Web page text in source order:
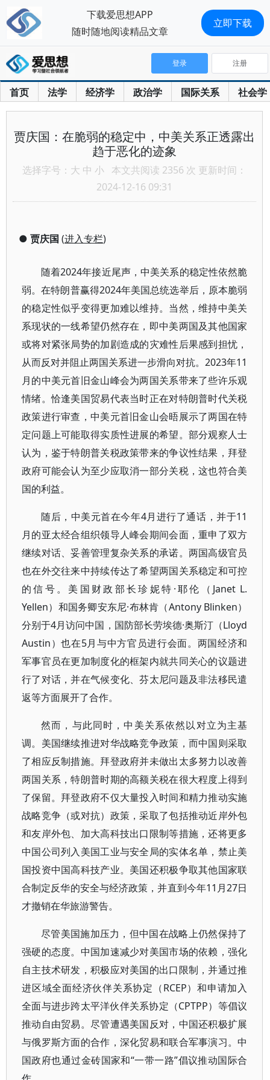
首页 法学 经济学 政治学 国际关系 社会学
登录 注册
贾庆国：在脆弱的稳定中，中美关系正透露出
趋于恶化的迹象
选择字号： 大 中 小 本文共阅读 2356 次 更新时间：
2024-12-16 09:31
● 贾庆国 (进入专栏)
随着2024年接近尾声，中美关系的稳定性依然脆
弱。在特朗普赢得2024年美国总统选举后，原本脆弱
的稳定性似乎变得更加难以维持。当然，维持中美关
系现状的一线希望仍然存在，即中美两国及其他国家
或将对紧张局势的加剧造成的灾难性后果感到担忧，
从而反对并阻止两国关系进一步滑向对抗。2023年11
月的中美元首旧金山峰会为两国关系带来了些许乐观
情绪。恰逢美国贸易代表当时正在对特朗普时代关税
政策进行审查，中美元首旧金山会晤展示了两国在特
定问题上可能取得实质性进展的希望。部分观察人士
认为，鉴于特朗普关税政策带来的争议性结果，拜登
政府可能会认为至少应取消一部分关税，这也符合美
国的利益。
随后，中美元首在今年4月进行了通话，并于11
月的亚太经合组织领导人峰会期间会面，重申了双方
继续对话、妥善管理复杂关系的承诺。两国高级官员
也在外交往来中持续传达了希望两国关系稳定和可控
的信号。美国财政部长珍妮特·耶伦（Janet L.
Yellen）和国务卿安东尼·布林肯（Antony Blinken）
分别于4月访问中国，国防部长劳埃德·奥斯汀（Lloyd
Austin）也在5月与中方官员进行会面。两国经济和
军事官员在更加制度化的框架内就共同关心的议题进
行了对话，并在气候变化、芬太尼问题及非法移民遣
返等方面展开了合作。
然而，与此同时，中美关系依然以对立为主基
调。美国继续推进对华战略竞争政策，而中国则采取
了相应反制措施。拜登政府并未做出太多努力以改善
两国关系，特朗普时期的高额关税在很大程度上得到
了保留。拜登政府不仅大量投入时间和精力推动实施
战略竞争（或对抗）政策，采取了包括推动近岸外包
和友岸外包、加大高科技出口限制等措施，还将更多
中国公司列入美国工业与安全局的实体名单，禁止美
国投资中国高科技产业。美国还积极争取其他国家联
合制定反华的安全与经济政策，并直到今年11月27日
才撤销在华旅游警告。
尽管美国施加压力，但中国在战略上仍然保持了
强硬的态度。中国加速减少对美国市场的依赖，强化
自主技术研发，积极应对美国的出口限制，并通过推
进区域全面经济伙伴关系协定（RCEP）和申请加入
全面与进步跨太平洋伙伴关系协定（CPTPP）等倡议
推动自由贸易。尽管遭遇美国反对，中国还积极扩展
与俄罗斯方面的合作，深化贸易和联合军事演习。中
国政府也通过金砖国家和“一带一路”倡议推动国际合
下载爱思想APP
随时随地阅读精品文章
立即下载